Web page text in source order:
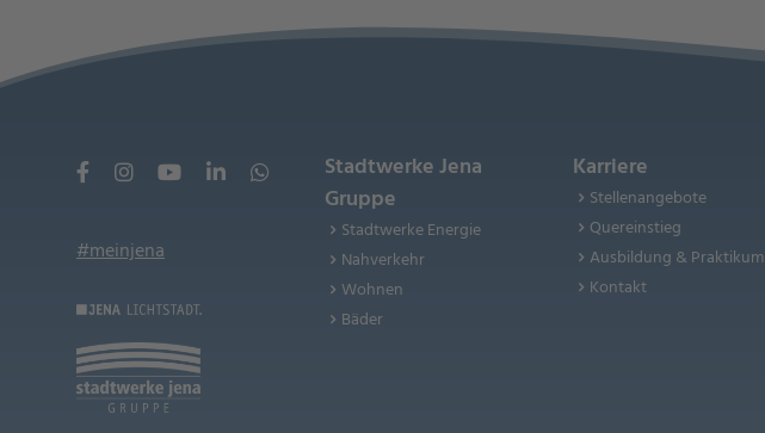
#meinjena
Stadtwerke Jena
Gruppe
Stadtwerke Energie
Nahverkehr
Wohnen
Bäder
Karriere
Stellenangebote
Quereinstieg
Ausbildung & Praktikum
Kontakt